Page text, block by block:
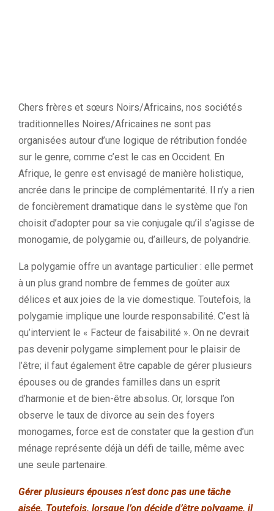
Chers frères et sœurs Noirs/Africains, nos sociétés
traditionnelles Noires/Africaines ne sont pas
organisées autour d’une logique de rétribution fondée
sur le genre, comme c’est le cas en Occident. En
Afrique, le genre est envisagé de manière holistique,
ancrée dans le principe de complémentarité. Il n’y a rien
de foncièrement dramatique dans le système que l’on
choisit d’adopter pour sa vie conjugale qu’il s’agisse de
monogamie, de polygamie ou, d’ailleurs, de polyandrie.
La polygamie offre un avantage particulier : elle permet
à un plus grand nombre de femmes de goûter aux
délices et aux joies de la vie domestique. Toutefois, la
polygamie implique une lourde responsabilité. C’est là
qu’intervient le « Facteur de faisabilité ». On ne devrait
pas devenir polygame simplement pour le plaisir de
l’être; il faut également être capable de gérer plusieurs
épouses ou de grandes familles dans un esprit
d’harmonie et de bien-être absolus. Or, lorsque l’on
observe le taux de divorce au sein des foyers
monogames, force est de constater que la gestion d’un
ménage représente déjà un défi de taille, même avec
une seule partenaire.
Gérer plusieurs épouses n’est donc pas une tâche
aisée. Toutefois, lorsque l’on décide d’être polygame, il